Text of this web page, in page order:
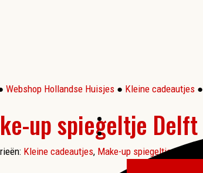
Webshop Hollandse Huisjes ● Kleine cadeautjes ●
up spiegeltje Delft
Kleine cadeautjes, Make-up spiegeltjes,